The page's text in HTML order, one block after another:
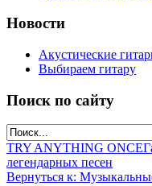
Новости
Акустические
Выбираем гитару
Поиск по сайту
TRY ANYTHING ONCE
легендарных песен
Вернуться к: